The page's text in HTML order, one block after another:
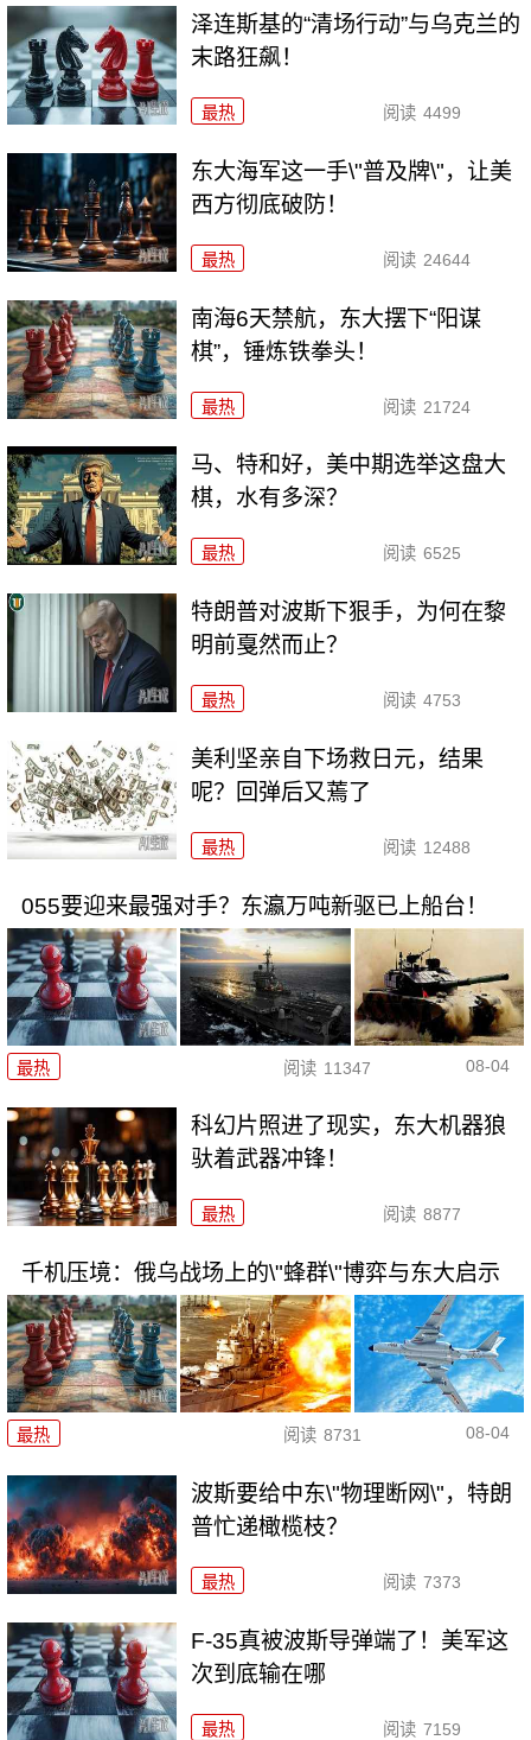
泽连斯基的“清场行动”与乌克兰的
末路狂飙！
最热 阅读 4499
东大海军这一手\"普及牌\"，让美
西方彻底破防！
最热 阅读 24644
南海6天禁航，东大摆下“阳谋
棋”，锤炼铁拳头！
最热 阅读 21724
马、特和好，美中期选举这盘大
棋，水有多深？
最热 阅读 6525
特朗普对波斯下狠手，为何在黎
明前戛然而止？
最热 阅读 4753
美利坚亲自下场救日元，结果
呢？回弹后又蔫了
最热 阅读 12488
055要迎来最强对手？东瀛万吨新驱已上船台！
最热 阅读 11347 08-04
科幻片照进了现实，东大机器狼
驮着武器冲锋！
最热 阅读 8877
千机压境：俄乌战场上的\"蜂群\"博弈与东大启示
最热 阅读 8731 08-04
波斯要给中东\"物理断网\"，特朗
普忙递橄榄枝？
最热 阅读 7373
F-35真被波斯导弹端了！美军这
次到底输在哪
最热 阅读 7159